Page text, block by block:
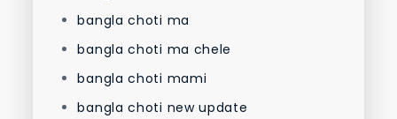
bangla choti ma
bangla choti ma chele
bangla choti mami
bangla choti new update